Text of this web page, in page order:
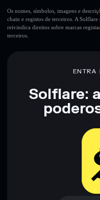
Os nomes, símbolos, imagens e
chain e registos de terceiros. A
reivindica direitos sobre marcas
terceiros.
ENTRA
Solflare: